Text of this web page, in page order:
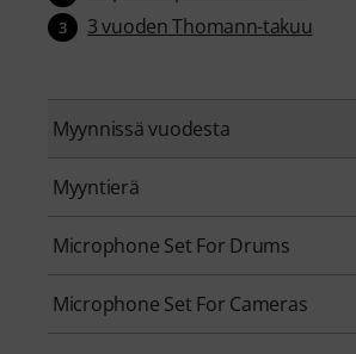
3 3 vuoden Thomann-takuu
Myynnissä vuodesta
Myyntierä
Microphone Set For Drums
Microphone Set For Cameras